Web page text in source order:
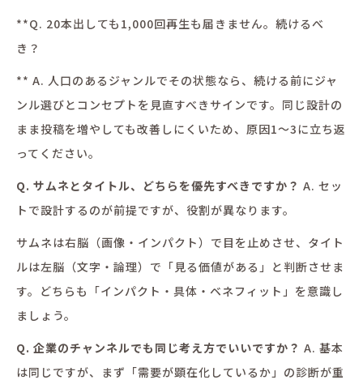
**Q. 20本出しても1,000回再生も届きません。続けるべ
き？
** A. 人口のあるジャンルでその状態なら、続ける前にジャ
ンル選びとコンセプトを見直すべきサインです。同じ設計の
まま投稿を増やしても改善しにくいため、原因1〜3に立ち返
ってください。
Q. サムネとタイトル、どちらを優先すべきですか？ A. セッ
トで設計するのが前提ですが、役割が異なります。
サムネは右脳（画像・インパクト）で目を止めさせ、タイト
ルは左脳（文字・論理）で「見る価値がある」と判断させま
す。どちらも「インパクト・具体・ベネフィット」を意識し
ましょう。
Q. 企業のチャンネルでも同じ考え方でいいですか？ A. 基本
は同じですが、まず「需要が顕在化しているか」の診断が重